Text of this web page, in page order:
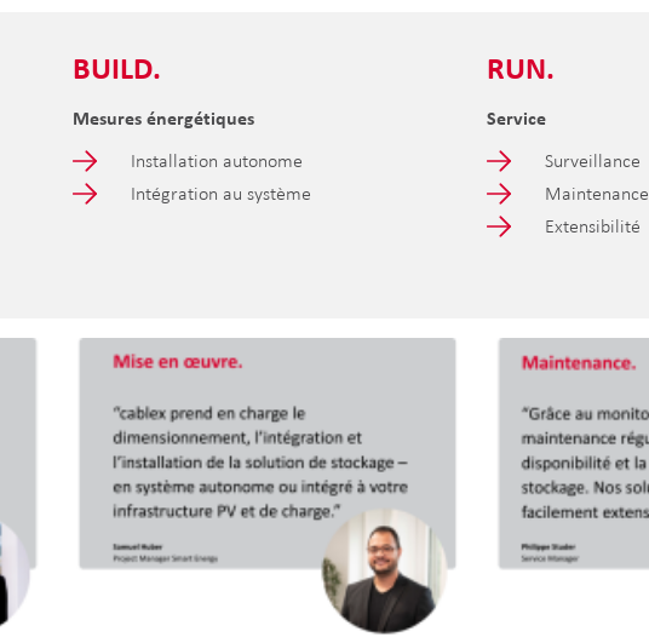
BUILD.
Mesures énergétiques
Installation autonome
Intégration au système
RUN.
Service
Surveillance
Maintenance
Extensibilité